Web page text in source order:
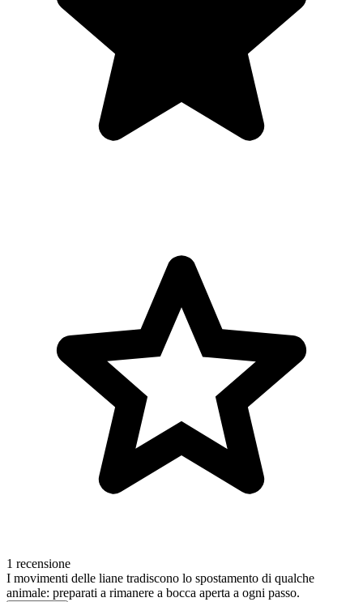
1 recensione
I movimenti delle liane tradiscono lo spostamento di qualche
animale: preparati a rimanere a bocca aperta a ogni passo.